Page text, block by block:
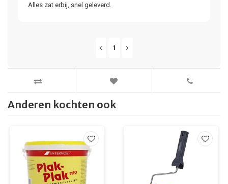
Alles zat erbij, snel geleverd.
1
Anderen kochten ook